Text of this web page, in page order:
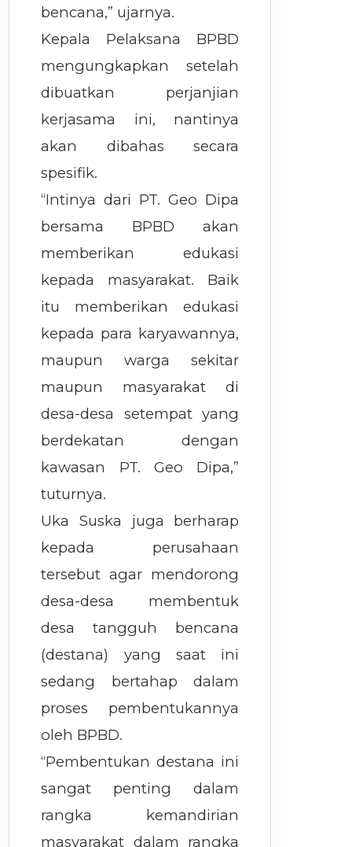
bencana,” ujarnya.
Kepala Pelaksana BPBD
mengungkapkan setelah
dibuatkan perjanjian
kerjasama ini, nantinya
akan dibahas secara
spesifik.
“Intinya dari PT. Geo Dipa
bersama BPBD akan
memberikan edukasi
kepada masyarakat. Baik
itu memberikan edukasi
kepada para karyawannya,
maupun warga sekitar
maupun masyarakat di
desa-desa setempat yang
berdekatan dengan
kawasan PT. Geo Dipa,”
tuturnya.
Uka Suska juga berharap
kepada perusahaan
tersebut agar mendorong
desa-desa membentuk
desa tangguh bencana
(destana) yang saat ini
sedang bertahap dalam
proses pembentukannya
oleh BPBD.
“Pembentukan destana ini
sangat penting dalam
rangka kemandirian
masyarakat dalam rangka